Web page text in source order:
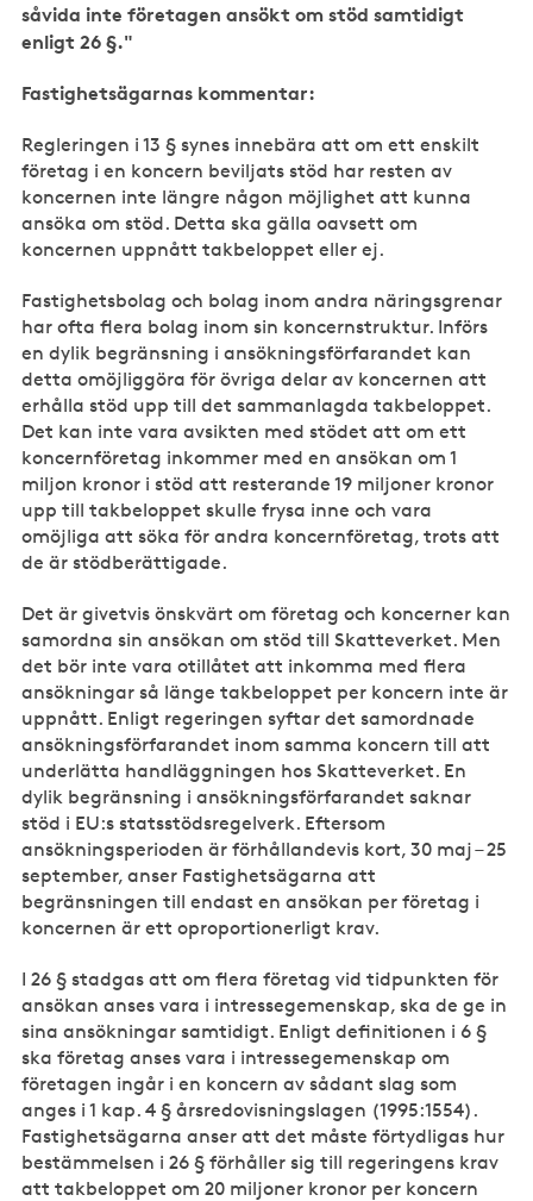
såvida inte företagen ansökt om stöd samtidigt
enligt 26 §."
Fastighetsägarnas kommentar:
Regleringen i 13 § synes innebära att om ett enskilt
företag i en koncern beviljats stöd har resten av
koncernen inte längre någon möjlighet att kunna
ansöka om stöd. Detta ska gälla oavsett om
koncernen uppnått takbeloppet eller ej.
Fastighetsbolag och bolag inom andra näringsgrenar
har ofta flera bolag inom sin koncernstruktur. Införs
en dylik begränsning i ansökningsförfarandet kan
detta omöjliggöra för övriga delar av koncernen att
erhålla stöd upp till det sammanlagda takbeloppet.
Det kan inte vara avsikten med stödet att om ett
koncernföretag inkommer med en ansökan om 1
miljon kronor i stöd att resterande 19 miljoner kronor
upp till takbeloppet skulle frysa inne och vara
omöjliga att söka för andra koncernföretag, trots att
de är stödberättigade.
Det är givetvis önskvärt om företag och koncerner kan
samordna sin ansökan om stöd till Skatteverket. Men
det bör inte vara otillåtet att inkomma med flera
ansökningar så länge takbeloppet per koncern inte är
uppnått. Enligt regeringen syftar det samordnade
ansökningsförfarandet inom samma koncern till att
underlätta handläggningen hos Skatteverket. En
dylik begränsning i ansökningsförfarandet saknar
stöd i EU:s statsstödsregelverk. Eftersom
ansökningsperioden är förhållandevis kort, 30 maj – 25
september, anser Fastighetsägarna att
begränsningen till endast en ansökan per företag i
koncernen är ett oproportionerligt krav.
I 26 § stadgas att om flera företag vid tidpunkten för
ansökan anses vara i intressegemenskap, ska de ge in
sina ansökningar samtidigt. Enligt definitionen i 6 §
ska företag anses vara i intressegemenskap om
företagen ingår i en koncern av sådant slag som
anges i 1 kap. 4 § årsredovisningslagen (1995:1554).
Fastighetsägarna anser att det måste förtydligas hur
bestämmelsen i 26 § förhåller sig till regeringens krav
att takbeloppet om 20 miljoner kronor per koncern